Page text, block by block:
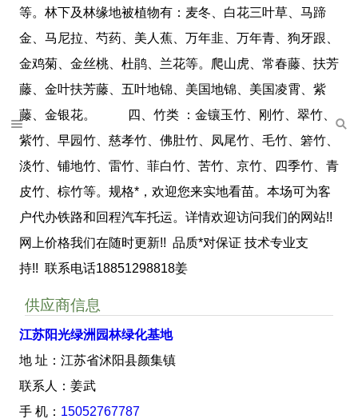
等。林下及林缘地被植物有：麦冬、白花三叶草、马蹄
金、马尼拉、芍药、美人蕉、万年韭、万年青、狗牙跟、
金鸡菊、金丝桃、杜鹃、兰花等。爬山虎、常春藤、扶芳
藤、金叶扶芳藤、五叶地锦、美国地锦、美国凌霄、紫
藤、金银花。 四、竹类 ：金镶玉竹、刚竹、翠竹、
紫竹、早园竹、慈孝竹、佛肚竹、凤尾竹、毛竹、箬竹、
淡竹、铺地竹、雷竹、菲白竹、苦竹、京竹、四季竹、青
皮竹、棕竹等。规格*，欢迎您来实地看苗。本场可为客
户代办铁路和回程汽车托运。详情欢迎访问我们的网站!!
网上价格我们在随时更新!! 品质*对保证 技术专业支
持!! 联系电话18851298818姜
供应商信息
江苏阳光绿洲园林绿化基地
地 址：江苏省沭阳县颜集镇
联系人：姜武
手 机： 15052767787